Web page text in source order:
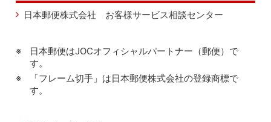
日本郵便株式会社 お客様サービス相談センター
日本郵便はJOCオフィシャルパートナー（郵便）で
す。
「フレーム切手」は日本郵便株式会社の登録商標で
す。